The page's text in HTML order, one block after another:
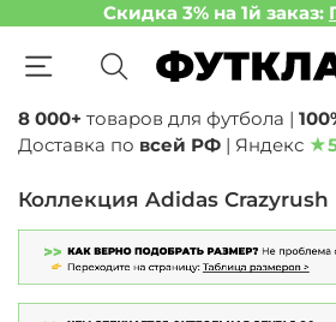
Скидка 3% на 1й заказ:
8 000+ товаров для футбола |
Доставка по всей РФ | Яндекс ★
Коллекция Adidas Crazyrush